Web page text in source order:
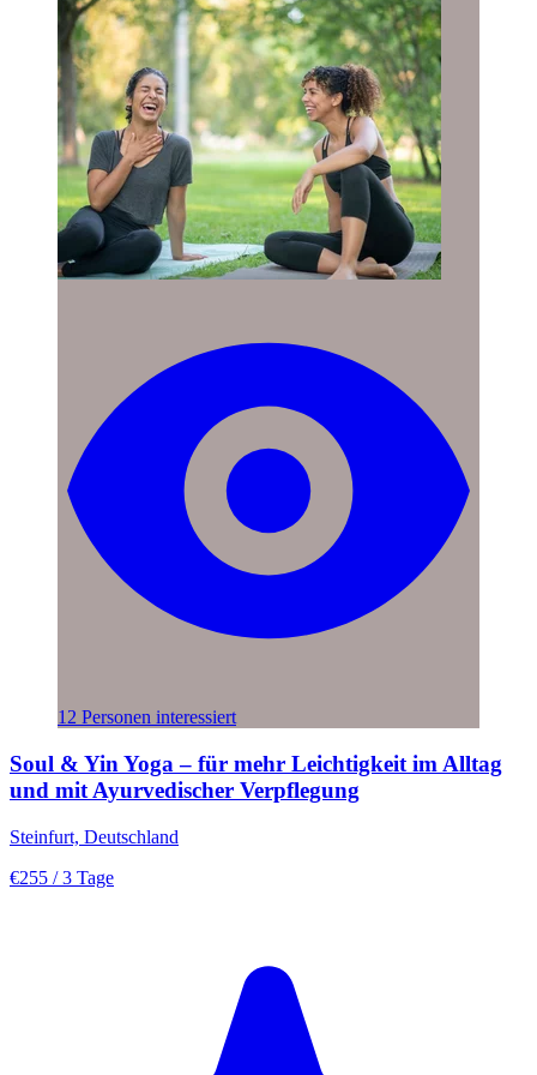
12 Personen interessiert
Soul & Yin Yoga – für mehr Leichtigkeit im Alltag
und mit Ayurvedischer Verpflegung
Steinfurt, Deutschland
€255 / 3 Tage